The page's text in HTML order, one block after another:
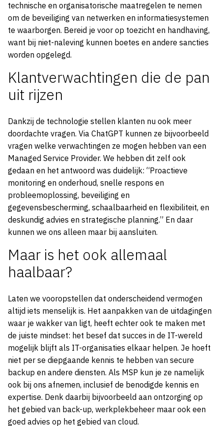
technische en organisatorische maatregelen te nemen
om de beveiliging van netwerken en informatiesystemen
te waarborgen. Bereid je voor op toezicht en handhaving,
want bij niet-naleving kunnen boetes en andere sancties
worden opgelegd.
Klantverwachtingen die de pan
uit rijzen
Dankzij de technologie stellen klanten nu ook meer
doordachte vragen. Via ChatGPT kunnen ze bijvoorbeeld
vragen welke verwachtingen ze mogen hebben van een
Managed Service Provider. We hebben dit zelf ook
gedaan en het antwoord was duidelijk: “Proactieve
monitoring en onderhoud, snelle respons en
probleemoplossing, beveiliging en
gegevensbescherming, schaalbaarheid en flexibiliteit, en
deskundig advies en strategische planning.” En daar
kunnen we ons alleen maar bij aansluiten.
Maar is het ook allemaal
haalbaar?
Laten we vooropstellen dat onderscheidend vermogen
altijd iets menselijk is. Het aanpakken van de uitdagingen
waar je wakker van ligt, heeft echter ook te maken met
de juiste mindset: het besef dat succes in de IT-wereld
mogelijk blijft als IT-organisaties elkaar helpen. Je hoeft
niet per se diepgaande kennis te hebben van secure
backup en andere diensten. Als MSP kun je ze namelijk
ook bij ons afnemen, inclusief de benodigde kennis en
expertise. Denk daarbij bijvoorbeeld aan ontzorging op
het gebied van back-up, werkplekbeheer maar ook een
goed advies op het gebied van cloud.